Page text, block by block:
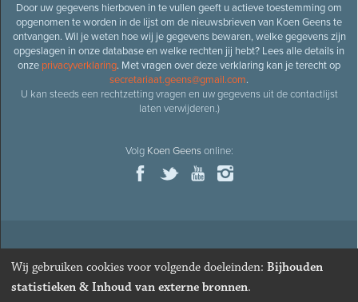
Door uw gegevens hierboven in te vullen geeft u actieve toestemming om
opgenomen te worden in de lijst om de nieuwsbrieven van Koen Geens te
ontvangen. Wil je weten hoe wij je gegevens bewaren, welke gegevens zijn
opgeslagen in onze database en welke rechten jij hebt? Lees alle details in
onze privacyverklaring. Met vragen over deze verklaring kan je terecht op
secretariaat.geens@gmail.com.
U kan steeds een rechtzetting vragen en uw gegevens uit de contactlijst
laten verwijderen.)
Volg Koen Geensonline:
© 2026Oud-minister en ere-volksvertegenwoordiger Koen
· Alle rechten voorbehouden · Cookies wijzigen
Webdesign&website ontwikkelingdoor Zenjoy in Leuven
Wij gebruiken cookies voor volgende doeleinden: Bijhouden
statistieken & Inhoud van externe bronnen.